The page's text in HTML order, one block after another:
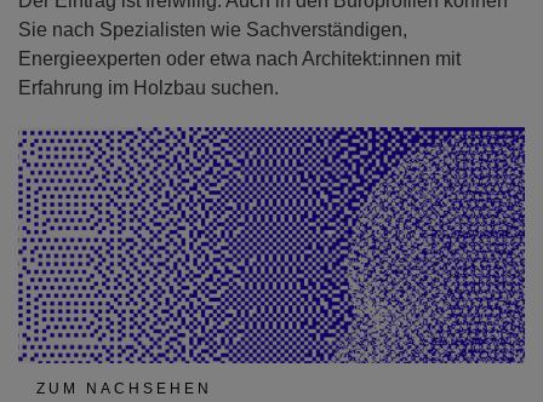
Sie nach Spezialisten wie Sachverständigen,
Energieexperten oder etwa nach Architekt:innen mit
Erfahrung im Holzbau suchen.
ZUM NACHSEHEN